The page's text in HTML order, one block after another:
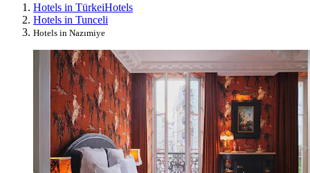
Hotels in TürkeiHotels
Hotels in Tunceli
Hotels in Nazımiye